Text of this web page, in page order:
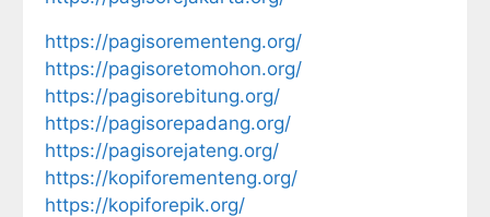
https://pagisorementeng.org/
https://pagisoretomohon.org/
https://pagisorebitung.org/
https://pagisorepadang.org/
https://pagisorejateng.org/
https://kopiforementeng.org/
https://kopiforepik.org/